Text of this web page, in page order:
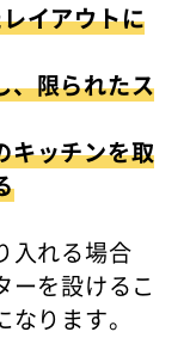
イアウトに
、限られたス
キッチンを取
入れる場合
ーを設けるこ
ります。